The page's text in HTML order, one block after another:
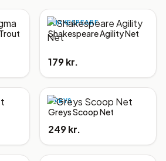
SHAKESPEARE
Shakespeare Agility Net
179 kr.
GREYS
Greys Scoop Net
249 kr.